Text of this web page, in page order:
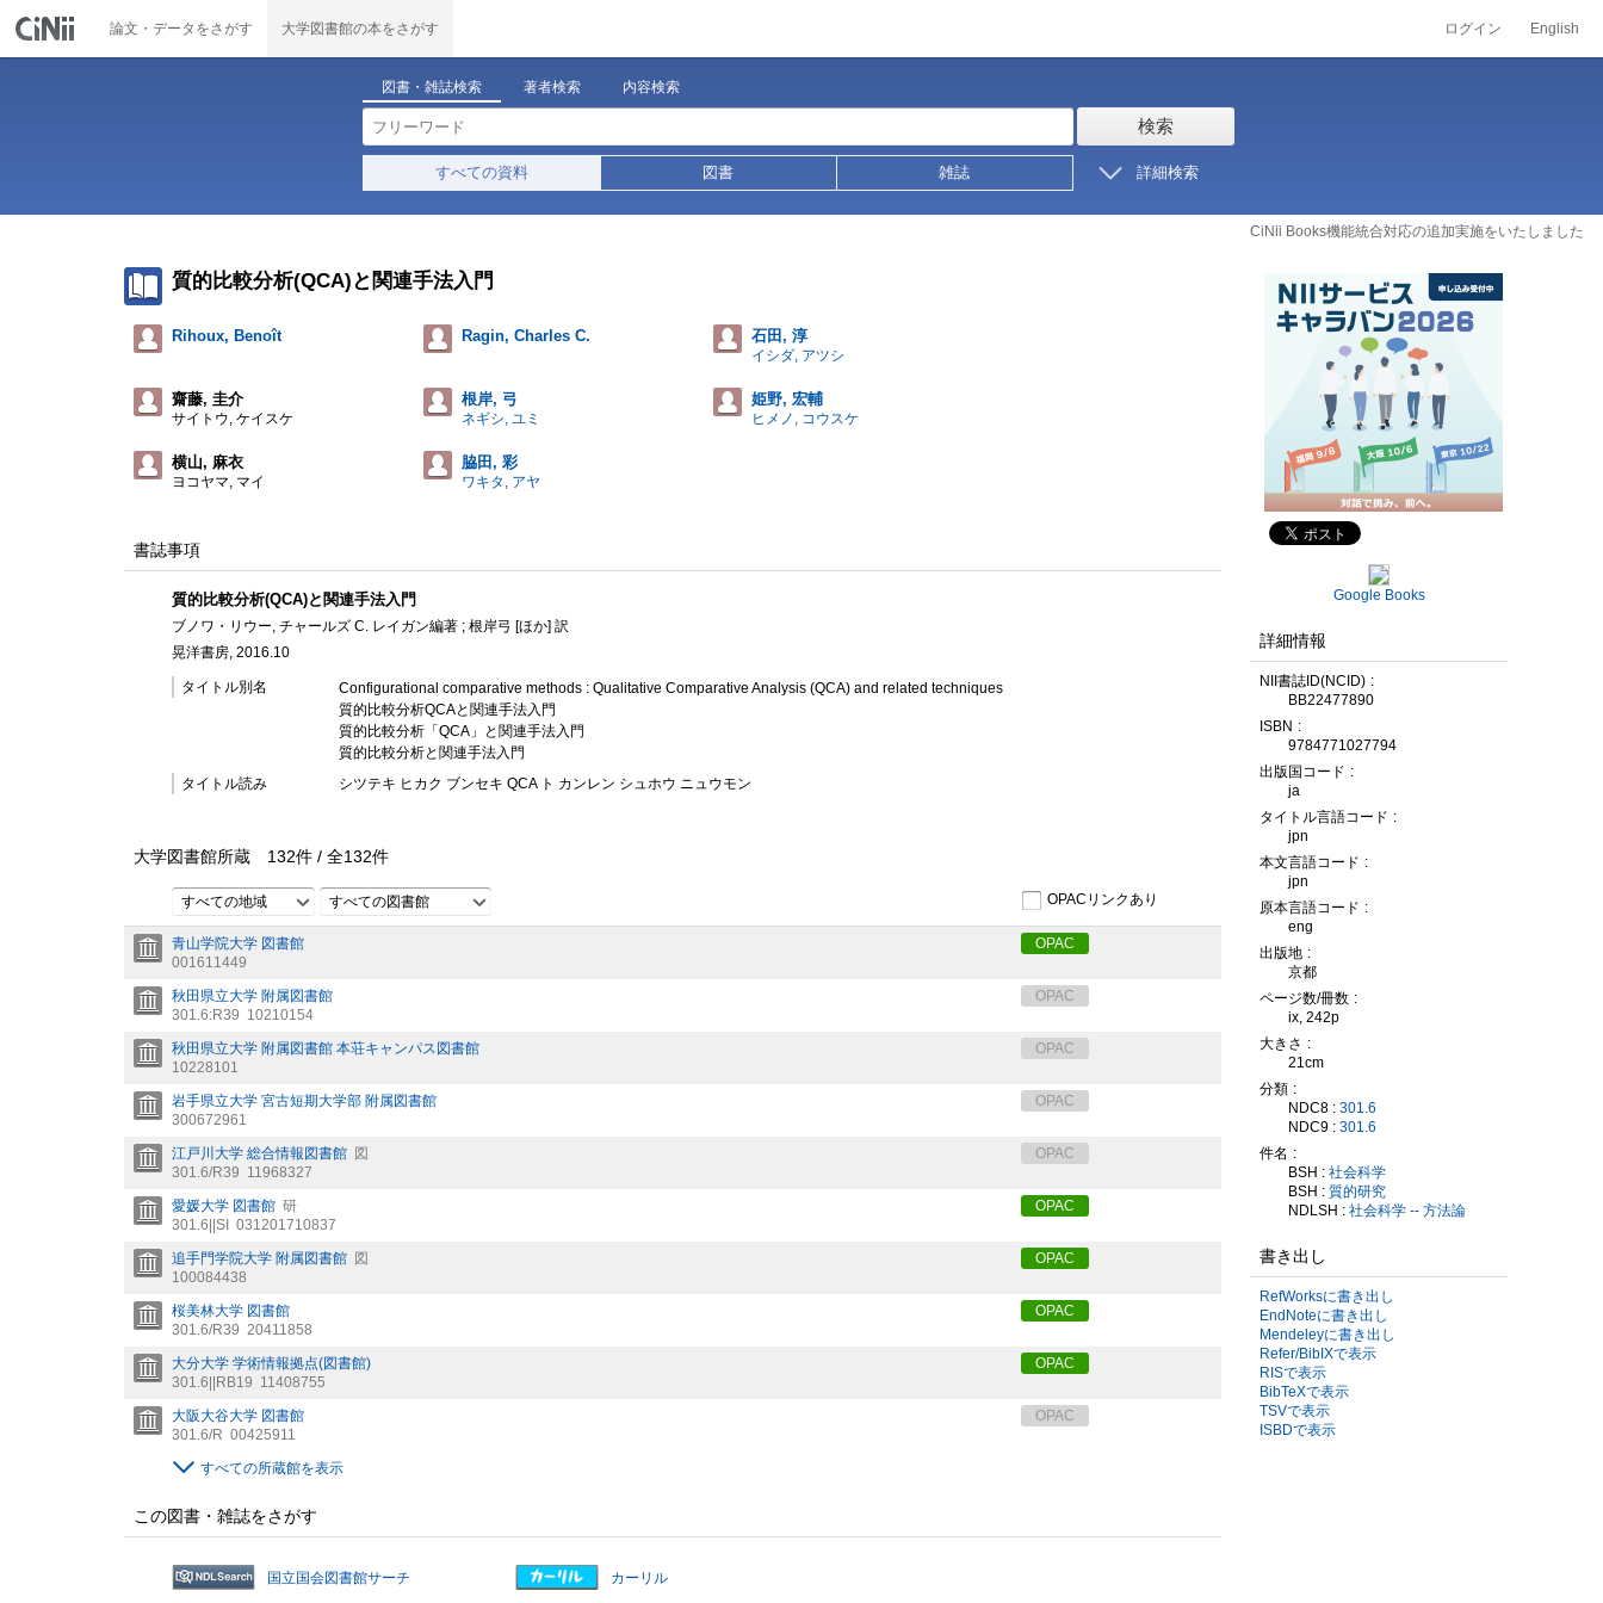
論文・データをさがす 大学図書館の本をさがす ログイン English
図書・雑誌検索 著者検索 内容検索
検索
すべての資料 図書 雑誌 詳細検索
CiNii Books機能統合対応の追加実施をいたしました
質的比較分析(QCA)と関連手法入門
Rihoux, Benoît Ragin, Charles C. 石田, 淳
イシダ, アツシ
齋藤, 圭介
サイトウ, ケイスケ
根岸, 弓
ネギシ, ユミ
姫野, 宏輔
ヒメノ, コウスケ
横山, 麻衣
ヨコヤマ, マイ
脇田, 彩
ワキタ, アヤ
書誌事項
質的比較分析(QCA)と関連手法入門
ブノワ・リウー, チャールズ C. レイガン編著 ; 根岸弓 [ほか] 訳
晃洋書房, 2016.10
タイトル別名
Configurational comparative methods : Qualitative Comparative Analysis (QCA) and related techniques
質的比較分析QCAと関連手法入門
質的比較分析「QCA」と関連手法入門
質的比較分析と関連手法入門
タイトル読み
シツテキ ヒカク ブンセキ QCA ト カンレン シュホウ ニュウモン
大学図書館所蔵 132件 / 全132件
すべての地域 すべての図書館 OPACリンクあり
青山学院大学 図書館
001611449
OPAC
秋田県立大学 附属図書館
301.6:R39 10210154
OPAC
秋田県立大学 附属図書館 本荘キャンパス図書館
10228101
OPAC
岩手県立大学 宮古短期大学部 附属図書館
300672961
OPAC
江戸川大学 総合情報図書館 図
301.6/R39 11968327
OPAC
愛媛大学 図書館 研
301.6||SI
031201710837
OPAC
追手門学院大学 附属図書館 図
100084438
OPAC
桜美林大学 図書館
301.6/R39 20411858
OPAC
大分大学 学術情報拠点(図書館)
301.6||RB19 11408755
OPAC
大阪大谷大学 図書館
301.6/R 00425911
OPAC
すべての所蔵館を表示
この図書・雑誌をさがす
国立国会図書館サーチ カーリル
Google Books
詳細情報
NII書誌ID(NCID)
BB22477890
ISBN
9784771027794
出版国コード
ja
タイトル言語コード
jpn
本文言語コード
jpn
原本言語コード
eng
出版地
京都
ページ数/冊数
ix, 242p
大きさ
21cm
分類
NDC8 : 301.6
NDC9 : 301.6
件名
BSH : 社会科学
BSH : 質的研究
NDLSH : 社会科学 -- 方法論
書き出し
RefWorksに書き出し
EndNoteに書き出し
Mendeleyに書き出し
Refer/BibIXで表示
RISで表示
BibTeXで表示
TSVで表示
ISBDで表示